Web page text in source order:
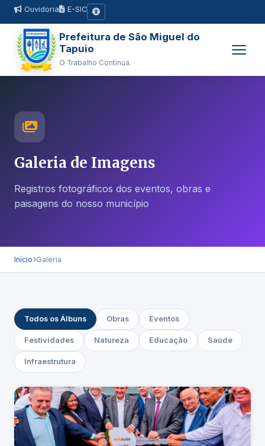
Ouvidoria E-SIC
Prefeitura de São Miguel do
Tapuio
O Trabalho Continua.
Galeria de Imagens
Registros fotográficos dos eventos, obras e
paisagens do nosso município
Início Galeria
Todos os Álbuns Obras Eventos
Festividades Natureza Educação Saúde
Infraestrutura